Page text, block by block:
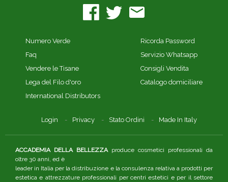
Numero Verde
Faq
Vendere le Tisane
Lega del Filo d'oro
International Distributors
Ricorda Password
Servizio Whatsapp
Consigli Vendita
Catalogo domiciliare
Login Privacy Stato Ordini Made In Italy
ACCADEMIA DELLA BELLEZZAproduce cosmetici professionali da
oltre 30 anni, ed è
leader in Italia per la distribuzione e la consulenza relativa a prodotti per
estetica e attrezzature professionali per centri estetici e per il settore